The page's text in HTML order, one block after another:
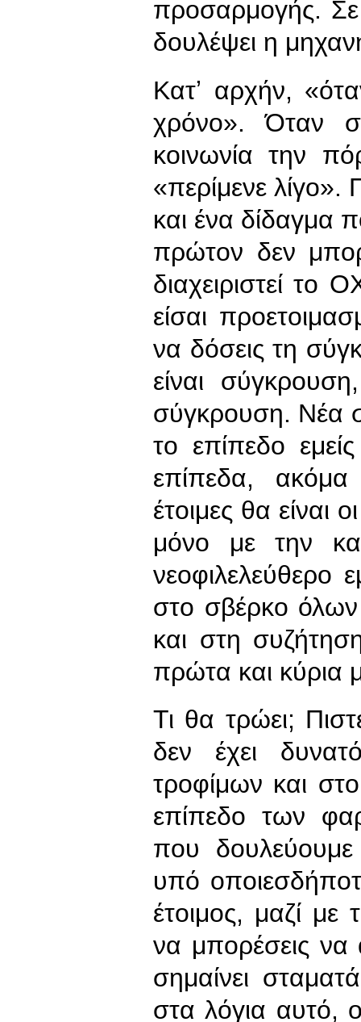
προσαρμογής.
δουλέψει η
Κατʼ αρχήν,
χρόνο». Όταν
κοινωνία την
«περίμενε λίγο».
και ένα δίδαγμα
πρώτον δεν
διαχειριστεί το
είσαι
να δόσεις τη
είναι
σύγκρουση. Νέα
το επίπεδο
επίπεδα,
έτοιμες θα είναι
μόνο με την
νεοφιλελεύθερο
στο σβέρκο
και στη
πρώτα και κύρια
Τι θα τρώει;
δεν έχει
τροφίμων και
επίπεδο των
που
υπό
έτοιμος, μαζί με
να μπορέσεις να
σημαίνει
στα λόγια αυτό,